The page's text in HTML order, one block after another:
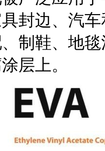
封边、汽
制鞋、地
层上。